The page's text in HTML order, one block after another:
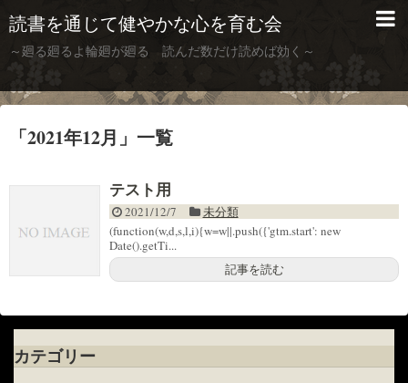
読書を通じて健やかな心を育む会
～廻る廻るよ輪廻が廻る 読んだ数だけ読めば効く～
「2021年12月」 一覧
テスト用
2021/12/7
未分類
(function(w,d,s,l,i){w=w||.push({'gtm.start': new
Date().getTi...
記事を読む
カテゴリー